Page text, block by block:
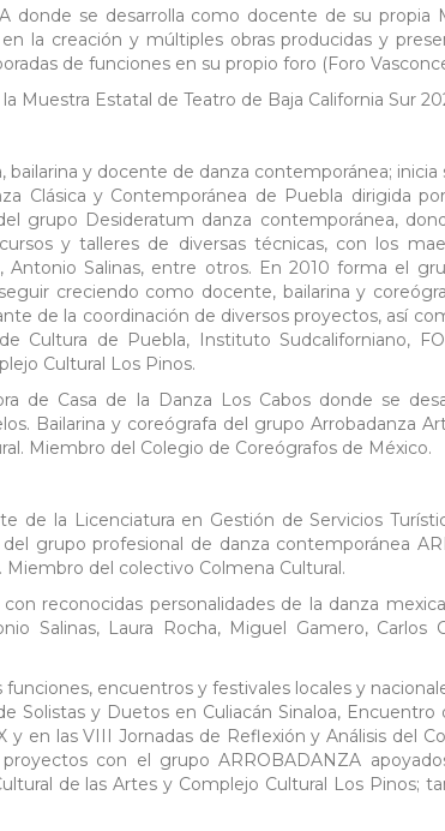
donde se desarrolla como docente de su
la creación y múltiples obras producidas y
de funciones en su propio foro (Foro
Muestra Estatal de Teatro de Baja California Sur
bailarina y docente de danza contemporánea;
Clásica y Contemporánea de Puebla dirigida
grupo Desideratum danza contemporánea,
y talleres de diversas técnicas, con los
Antonio Salinas, entre otros. En 2010 forma el
creciendo como docente, bailarina y
de la coordinación de diversos proyectos, así
Cultura de Puebla, Instituto Sudcaliforniano,
Cultural Los Pinos.
de Casa de la Danza Los Cabos donde se
Bailarina y coreógrafa del grupo Arrobadanza
Miembro del Colegio de Coreógrafos de México.
de la Licenciatura en Gestión de Servicios
del grupo profesional de danza contemporánea
Miembro del colectivo Colmena Cultural.
reconocidas personalidades de la danza
Salinas, Laura Rocha, Miguel Gamero, Carlos
encuentros y festivales locales y
Solistas y Duetos en Culiacán Sinaloa,
y en las VIII Jornadas de Reflexión y Análisis del
con el grupo ARROBADANZA
de las Artes y Complejo Cultural Los Pinos;